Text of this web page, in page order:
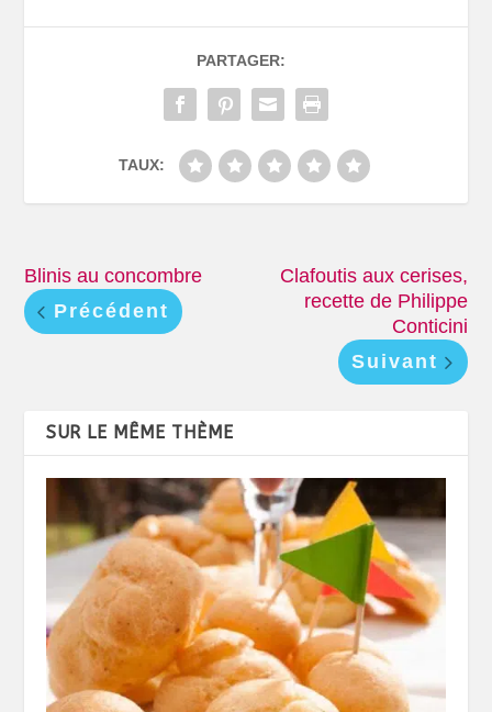
PARTAGER:
TAUX:
Blinis au concombre
Précédent
Clafoutis aux cerises,
recette de Philippe
Conticini
Suivant
SUR LE MÊME THÈME